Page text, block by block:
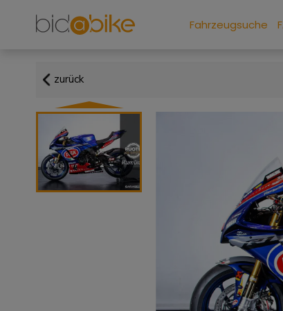
Fahrzeugsuche
zurück